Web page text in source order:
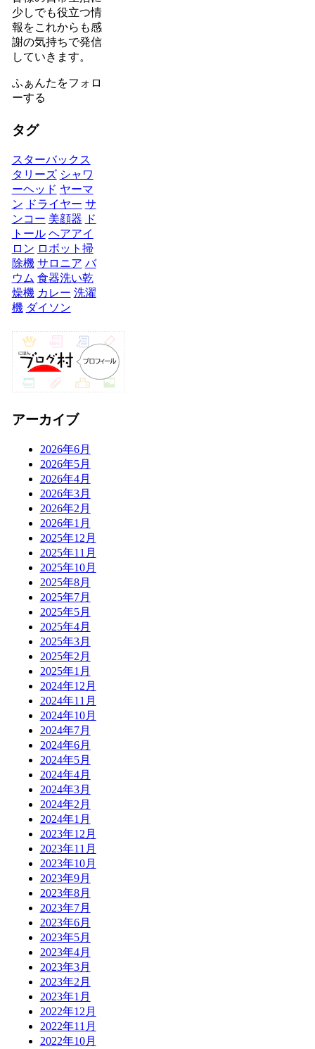
少しでも役立つ情
報をこれからも感
謝の気持ちで発信
していきます。
ふぁんたをフォロ
ーする
タグ
スターバックス
タリーズ シャワ
ーヘッド ヤーマ
ン ドライヤー サ
ンコー 美顔器 ド
トール ヘアアイ
ロン ロボット掃
除機 サロニア バ
ウム 食器洗い乾
燥機 カレー 洗濯
機 ダイソン
アーカイブ
2026年6月
2026年5月
2026年4月
2026年3月
2026年2月
2026年1月
2025年12月
2025年11月
2025年10月
2025年8月
2025年7月
2025年5月
2025年4月
2025年3月
2025年2月
2025年1月
2024年12月
2024年11月
2024年10月
2024年7月
2024年6月
2024年5月
2024年4月
2024年3月
2024年2月
2024年1月
2023年12月
2023年11月
2023年10月
2023年9月
2023年8月
2023年7月
2023年6月
2023年5月
2023年4月
2023年3月
2023年2月
2023年1月
2022年12月
2022年11月
2022年10月